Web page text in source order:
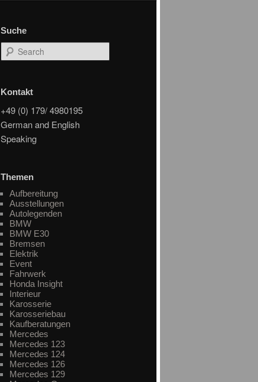
Suche
Search
Kontakt
+49 (0) 179/ 4980195
German and English
Speaking
Themen
Aufbereitung
Ausstellungen
Autolegenden
BMW
BMW E30
Bremsen
Elektrik
Event
Fahrwerk
Honda Insight
Interieur
Karosserie
Karosseriebau
Kaufberatungen
Mercedes
Mercedes 123
Mercedes 124
Mercedes 126
Mercedes 129